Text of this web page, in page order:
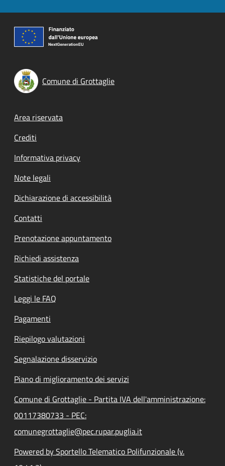
Comune di Grottaglie
Footer menu
Area riservata
Crediti
Informativa privacy
Note legali
Dichiarazione di accessibilità
Contatti
Prenotazione appuntamento
Richiedi assistenza
Statistiche del portale
Leggi le FAQ
Pagamenti
Riepilogo valutazioni
Segnalazione disservizio
Piano di miglioramento dei servizi
Comune di Grottaglie - Partita IVA dell'amministrazione:
00117380733 - PEC:
comunegrottaglie@pec.rupar.puglia.it
Powered by Sportello Telematico Polifunzionale (v.